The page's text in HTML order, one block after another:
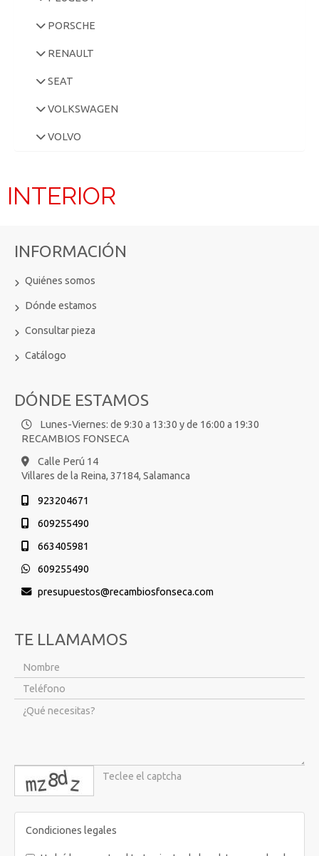
PORSCHE
RENAULT
SEAT
VOLKSWAGEN
VOLVO
INTERIOR
INFORMACIÓN
Quiénes somos
Dónde estamos
Consultar pieza
Catálogo
DÓNDE ESTAMOS
Lunes-Viernes: de 9:30 a 13:30 y de 16:00 a 19:30
RECAMBIOS FONSECA
Calle Perú 14
Villares de la Reina, 37184, Salamanca
923204671
609255490
663405981
609255490
presupuestos
recambiosfonseca.com
TE LLAMAMOS
captcha
Condiciones legales